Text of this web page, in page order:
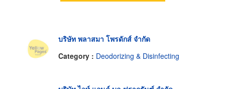
บริษัท พลาสมา โพรดักส์ จำกัด
Category : Deodorizing & Disinfecting